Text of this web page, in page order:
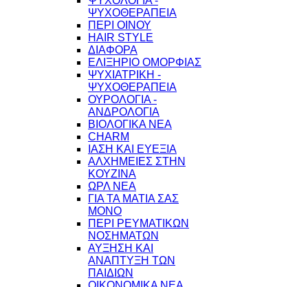
ΨΥΧΟΘΕΡΑΠΕΙΑ
ΠΕΡΙ ΟΙΝΟΥ
HAIR STYLE
ΔΙΑΦΟΡΑ
ΕΛΙΞΗΡΙΟ ΟΜΟΡΦΙΑΣ
ΨΥΧΙΑΤΡΙΚΗ -
ΨΥΧΟΘΕΡΑΠΕΙΑ
ΟΥΡΟΛΟΓΙΑ -
ΑΝΔΡΟΛΟΓΙΑ
ΒΙΟΛΟΓΙΚΑ ΝΕΑ
CHARM
ΙΑΣΗ ΚΑΙ ΕΥΕΞΙΑ
ΑΛΧΗΜΕΙΕΣ ΣΤΗΝ
ΚΟΥΖΙΝΑ
ΩΡΛ ΝEA
ΓΙΑ ΤΑ ΜΑΤΙΑ ΣΑΣ
ΜΟΝΟ
ΠΕΡΙ ΡΕΥΜΑΤΙΚΩΝ
ΝΟΣΗΜΑΤΩΝ
ΑΥΞΗΣΗ ΚΑΙ
ΑΝΑΠΤΥΞΗ ΤΩΝ
ΠΑΙΔΙΩΝ